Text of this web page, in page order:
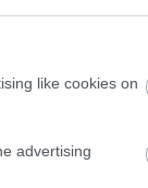
like cookies on
advertising